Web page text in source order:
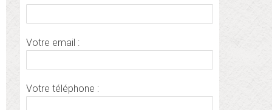
Votre email :
Votre téléphone :